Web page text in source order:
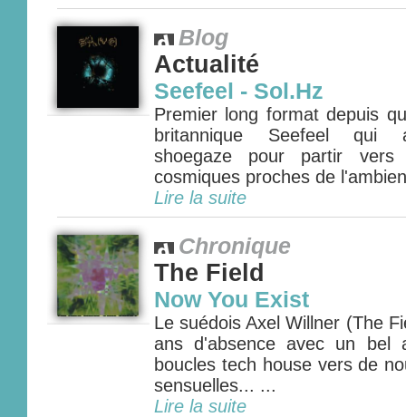
Blog
Actualité
Seefeel - Sol.Hz
Premier long format depuis
britannique Seefeel qui
shoegaze pour partir
cosmiques proches de
Lire la suite
Chronique
The Field
Now You Exist
Le suédois Axel Willner (The
ans d'absence avec un bel
boucles tech house vers de
sensuelles... ...
Lire la suite